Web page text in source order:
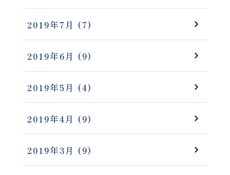
2019年7月 (7)
2019年6月 (9)
2019年5月 (4)
2019年4月 (9)
2019年3月 (9)